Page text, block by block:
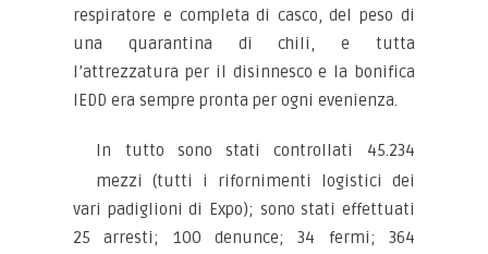
respiratore e completa di casco, del peso di
una quarantina di chili, e tutta
l’attrezzatura per il disinnesco e la bonifica
IEDD era sempre pronta per ogni evenienza.
In tutto sono stati controllati 45.234
mezzi (tutti i rifornimenti logistici dei
vari padiglioni di Expo); sono stati effettuati
25 arresti; 100 denunce; 34 fermi; 364